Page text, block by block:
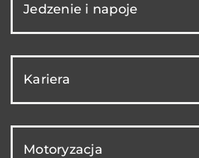
Jedzenie i napoje
Kariera
Motoryzacja